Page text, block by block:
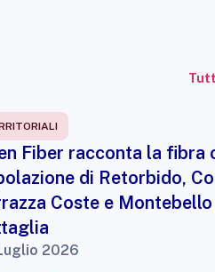
Fiber racconta la fibra
di Retorbido,
Coste e
2026